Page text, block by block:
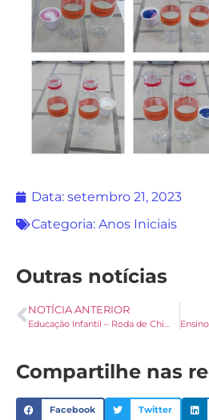
Data: setembro 21, 2023
Categoria: Anos Iniciais
Outras notícias
NOTÍCIA ANTERIOR
Compartilhe nas
Facebook Twitter